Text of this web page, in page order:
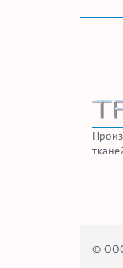
© ООО